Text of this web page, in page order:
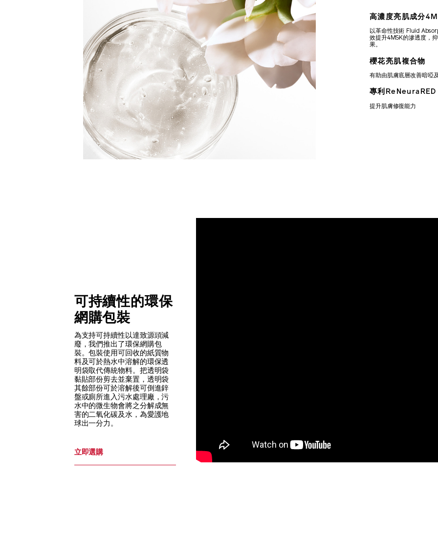
高濃度亮肌成分
以革命性技術 Fluid
效提升4MSK的滲透度，
果。
櫻花亮肌複合物
有助由肌膚底層改善暗啞
專利
提升肌膚修復能力
可持續性的環保
網購包裝
為支持可持續性以達致源頭減
廢，我們推出了環保網購包
裝。包裝使用可回收的紙質物
料及可於熱水中溶解的環保透
明袋取代傳統物料。把透明袋
黏貼部份剪去並棄置，透明袋
其餘部份可於溶解後可倒進鋅
盤或廁所進入污水處理廠，污
水中的微生物會將之分解成無
害的二氧化碳及水，為愛護地
球出一分力。
立即選購